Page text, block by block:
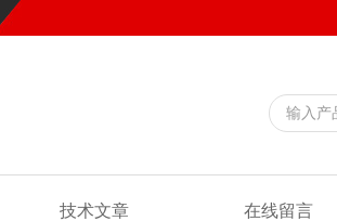
技术文章 在线留言